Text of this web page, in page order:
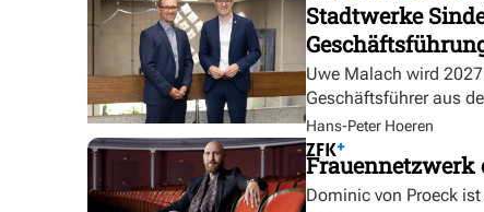
Stadtwerke
Uwe Malach wird
Geschäftsführer aus
Hans-Peter Hoeren
Frauennetzwerk
Dominic von Proeck